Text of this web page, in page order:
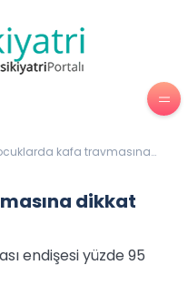
kafa travmasına
dikkat
endişesi yüzde 95